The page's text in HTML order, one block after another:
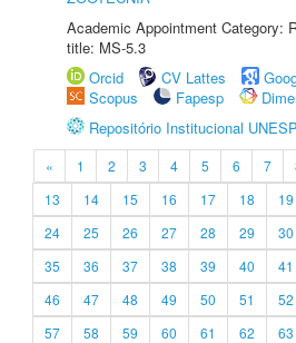
Academic Appointment Category:
title: MS-5.3
Orcid
CV Lattes
Scopus
Fapesp
Repositório Institucional UNESP
« 1 2 3 4 5 6 7
13
14 15 16 17 18 19
24
25 26 27 28 29 30
35
36 37 38 39 40 41
46
47 48 49 50 51 52
57
58 59 60 61 62 63